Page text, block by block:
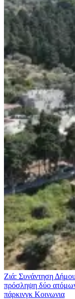
Ζιά: Συνάντηση
πρόσληψη δύο
πάρκινγκ Κοινωνια